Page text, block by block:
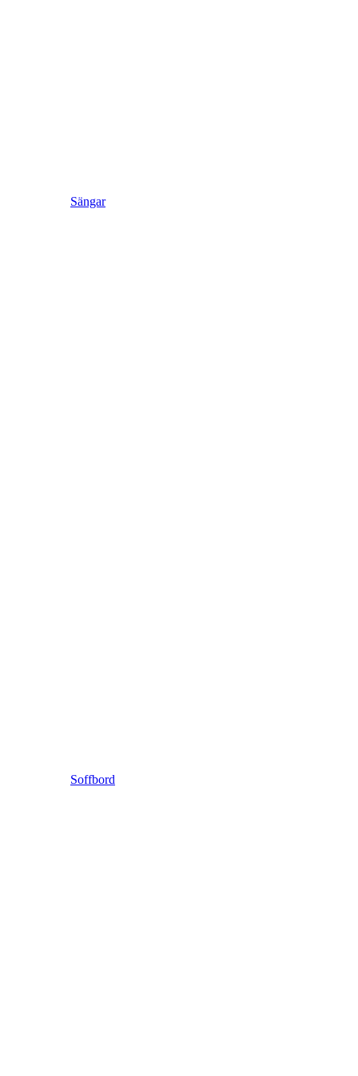
Sängar
Soffbord